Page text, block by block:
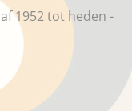
1952 tot heden -